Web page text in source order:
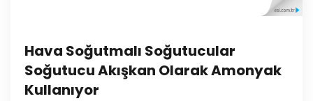
Hava Soğutmalı Soğutucular
Soğutucu Akışkan Olarak Amonyak
Kullanıyor